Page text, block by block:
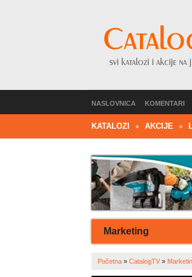
NASLOVNICA KOMENTARI
KATALOZI AKCIJE
Marketing
Početna» CatalogTV»